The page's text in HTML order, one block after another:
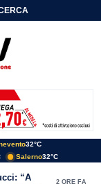
32°C
Salerno32°C
“A
2 ORE FA